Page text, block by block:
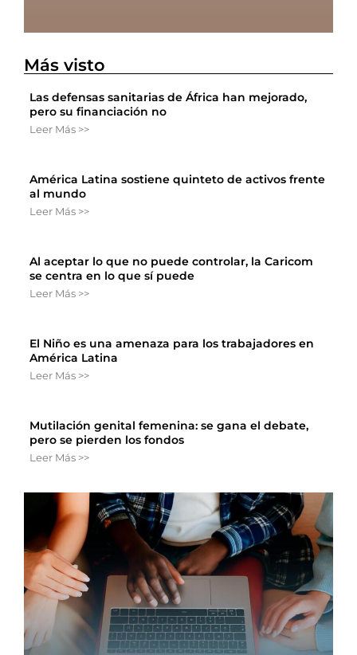
Más visto
Las defensas sanitarias de África han mejorado,
pero su financiación no
Leer Más >>
América Latina sostiene quinteto de activos frente
al mundo
Leer Más >>
Al aceptar lo que no puede controlar, la Caricom
se centra en lo que sí puede
Leer Más >>
El Niño es una amenaza para los trabajadores en
América Latina
Leer Más >>
Mutilación genital femenina: se gana el debate,
pero se pierden los fondos
Leer Más >>